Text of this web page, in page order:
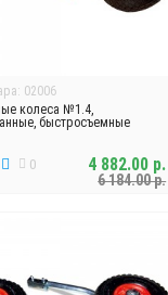
02006
колеса №1.4,
быстросъемные
0
6 184.00 р.
4 882.00 р.